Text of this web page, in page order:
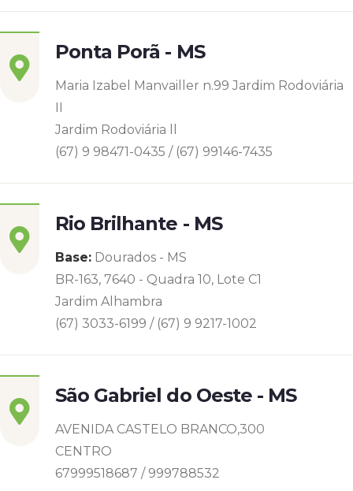
Ponta Porã - MS
Maria Izabel Manvailler n.99 Jardim Rodoviária
II
Jardim Rodoviária ll
(67) 9 98471-0435 / (67) 99146-7435
Rio Brilhante - MS
Base: Dourados - MS
BR-163, 7640 - Quadra 10, Lote C1
Jardim Alhambra
(67) 3033-6199 / (67) 9 9217-1002
São Gabriel do Oeste - MS
AVENIDA CASTELO BRANCO,300
CENTRO
67999518687 / 999788532